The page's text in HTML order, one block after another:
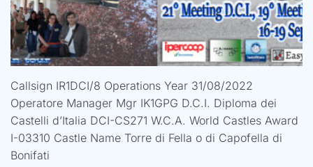
Callsign IR1DCI/8 Operations Year 31/08/2022
Operatore Manager Mgr IK1GPG D.C.I. Diploma dei
Castelli d’Italia DCI-CS271 W.C.A. World Castles Award
I-03310 Castle Name Torre di Fella o di Capofella di
Bonifati